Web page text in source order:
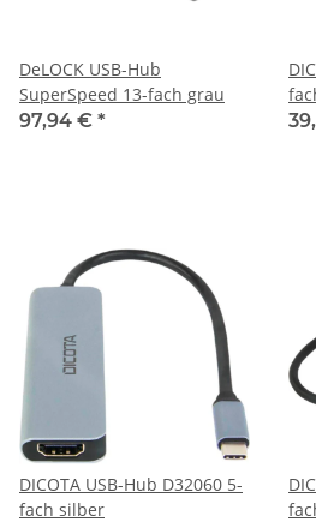
DeLOCK USB-Hub
SuperSpeed 13-fach grau
97,94 € *
DICOTA USB-Hub D32060 5-
fach silber